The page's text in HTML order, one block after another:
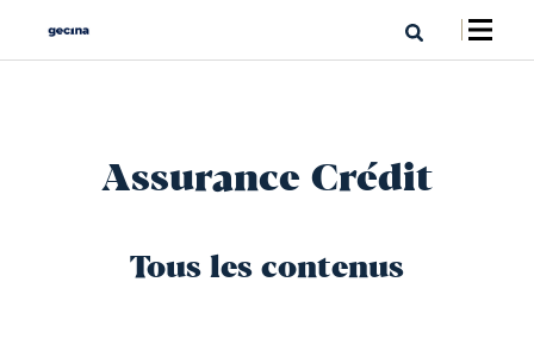
Assurance Crédit
Tous les contenus